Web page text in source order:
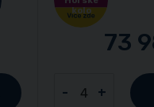
kolo
73
- +